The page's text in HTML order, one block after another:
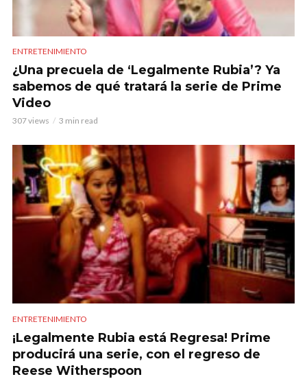
ENTRETENIMIENTO
¿Una precuela de ‘Legalmente Rubia’? Ya
sabemos de qué tratará la serie de Prime
Video
307 views 3 min read
ENTRETENIMIENTO
¡Legalmente Rubia está Regresa! Prime
producirá una serie, con el regreso de
Reese Witherspoon